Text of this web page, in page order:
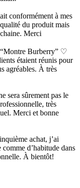
conformément à mes
du produit mais
Merci
Burberry” ♡
étaient réunis pour
agréables. À très
sera sûrement pas le
très
Merci et bonne
achat, j’ai
d’habitude dans
À bientôt!